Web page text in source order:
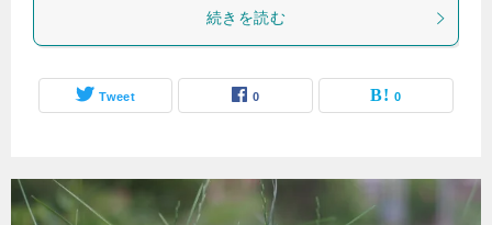
続きを読む
Tweet 0 0